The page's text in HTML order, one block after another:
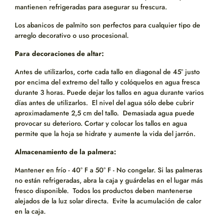
mantienen refrigeradas para asegurar su frescura.
Los abanicos de palmito son perfectos para cualquier tipo de
arreglo decorativo o uso procesional.
Para decoraciones de altar:
Antes de utilizarlos, corte cada tallo en diagonal de 45° justo
por encima del extremo del tallo y colóquelos en agua fresca
durante 3 horas. Puede dejar los tallos en agua durante varios
días antes de utilizarlos. El nivel del agua sólo debe cubrir
aproximadamente 2,5 cm del tallo. Demasiada agua puede
provocar su deterioro. Cortar y colocar los tallos en agua
permite que la hoja se hidrate y aumente la vida del jarrón.
Almacenamiento de la palmera:
Mantener en frío - 40° F a 50° F - No congelar. Si las palmeras
no están refrigeradas, abra la caja y guárdelas en el lugar más
fresco disponible. Todos los productos deben mantenerse
alejados de la luz solar directa. Evite la acumulación de calor
en la caja.